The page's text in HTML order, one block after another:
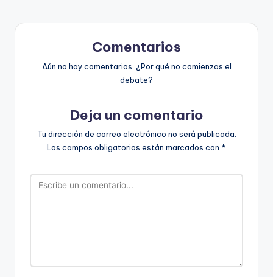
Comentarios
Aún no hay comentarios. ¿Por qué no comienzas el
debate?
Deja un comentario
Tu dirección de correo electrónico no será publicada.
Los campos obligatorios están marcados con *